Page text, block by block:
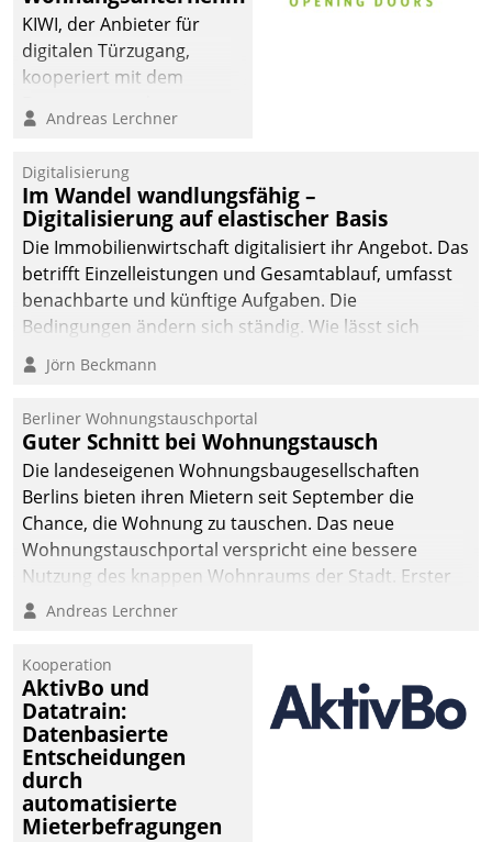
automatisiert, vollständig
und auf Wunsch über
mehrere zuvor
Kommunikationswege bei
KIWI, der Anbieter für
digitalen Türzugang,
kooperiert mit dem
Softwareentwicklungshaus
Andreas Lerchner
Digitalisierung
Im Wandel wandlungsfähig –
Digitalisierung auf elastischer Basis
Die Immobilienwirtschaft digitalisiert ihr Angebot. Das
betrifft Einzelleistungen und Gesamtablauf, umfasst
benachbarte und künftige Aufgaben. Die
Bedingungen ändern sich ständig. Wie lässt sich
technisch die Kontrolle wahren und zugleich Freiraum
fürs Wachsen öffnen?
Jörn Beckmann
Berliner Wohnungstauschportal
Guter Schnitt bei Wohnungstausch
Die landeseigenen Wohnungsbaugesellschaften
Berlins bieten ihren Mietern seit September die
Chance, die Wohnung zu tauschen. Das neue
Wohnungstauschportal verspricht eine bessere
Nutzung des knappen Wohnraums der Stadt. Erster
Anwendungsfall für Datatrains Lösung API-Hub mit
Unternehmen.
Andreas Lerchner
Kooperation
AktivBo und
Datatrain:
Datenbasierte
Entscheidungen
durch
automatisierte
Mieterbefragungen